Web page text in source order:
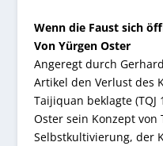
Wenn die Faust sich
Von Yürgen Oster
Angeregt durch
Artikel den Verlust des
Taijiquan beklagte (TQJ
Oster sein Konzept von
Selbstkultivierung, der